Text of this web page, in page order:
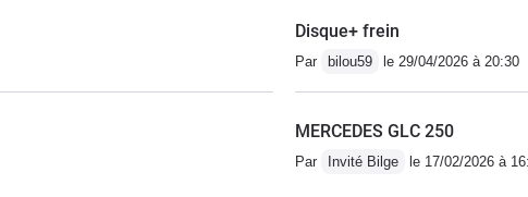
Disque+ frein
Par bilou59 le 29/04/2026 à 20:30
MERCEDES GLC 250
Par Invité Bilge le 17/02/2026 à